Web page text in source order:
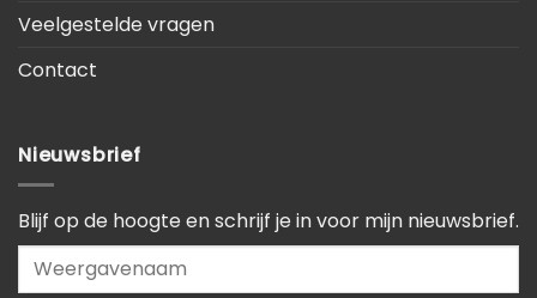
Veelgestelde vragen
Contact
Nieuwsbrief
Blijf op de hoogte en schrijf je in voor mijn nieuwsbrief.